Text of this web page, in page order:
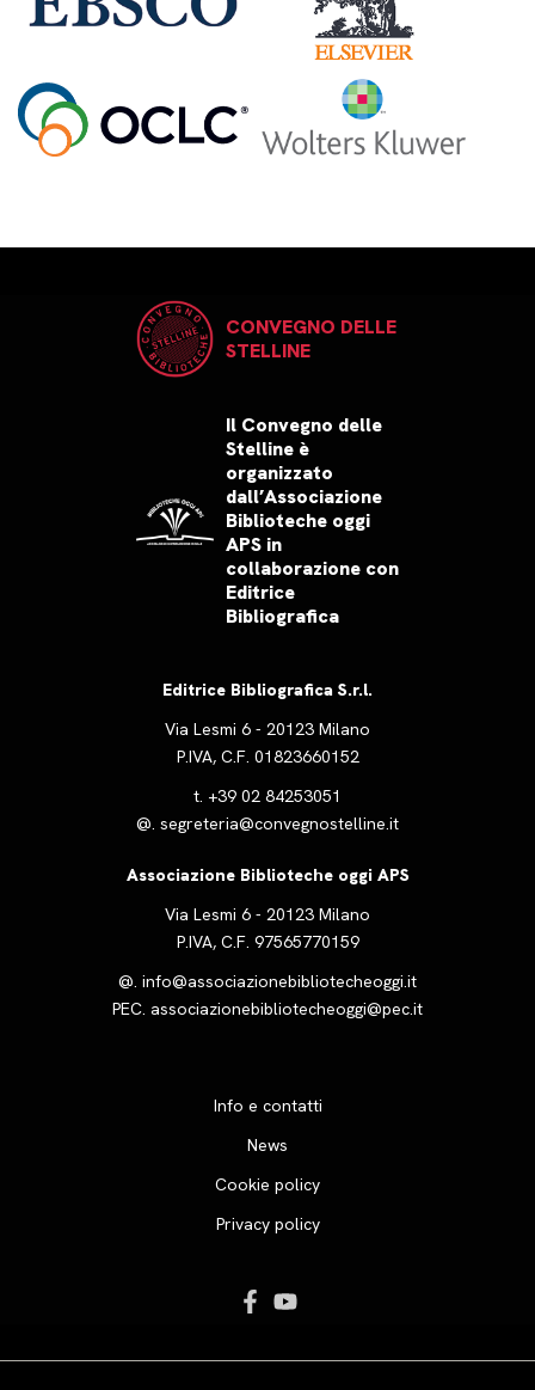
CONVEGNO DELLE
STELLINE
Il Convegno delle
Stelline è
organizzato
dall’Associazione
Biblioteche oggi
APS in
collaborazione con
Editrice
Bibliografica
Editrice Bibliografica S.r.l.
Via Lesmi 6 - 20123 Milano
P.IVA, C.F. 01823660152
t. +39 02 84253051
@. segreteria@convegnostelline.it
Associazione Biblioteche oggi APS
Via Lesmi 6 - 20123 Milano
P.IVA, C.F. 97565770159
@. info@associazionebibliotecheoggi.it
PEC. associazionebibliotecheoggi@pec.it
Info e contatti
News
Cookie policy
Privacy policy